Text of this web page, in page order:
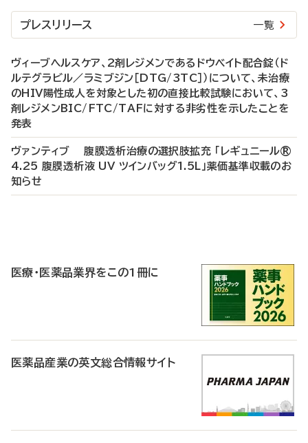
プレスリリース 一覧
ヴィーブヘルスケア、2剤レジメンであるドウベイト配合錠（ド
ルテグラビル／ラミブジン［DTG/3TC］）について、未治療
のHIV陽性成人を対象とした初の直接比較試験において、3
剤レジメンBIC/FTC/TAFに対する非劣性を示したことを
発表
ヴァンティブ 腹膜透析治療の選択肢拡充 「レギュニール®
4.25 腹膜透析液 UV ツインバッグ1.5L」薬価基準収載のお
知らせ
医療・医薬品業界をこの1冊に
医薬品産業の英文総合情報サイト